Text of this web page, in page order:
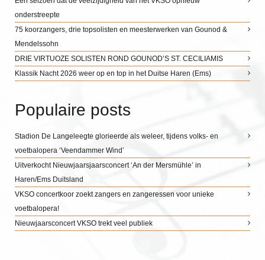
onderstreepte
75 koorzangers, drie topsolisten en meesterwerken van Gounod &
Mendelssohn
DRIE VIRTUOZE SOLISTEN ROND GOUNOD’S ST. CECILIAMIS
Klassik Nacht 2026 weer op en top in het Duitse Haren (Ems)
Populaire posts
Stadion De Langeleegte glorieerde als weleer, tijdens volks- en
voetbalopera ‘Veendammer Wind’
Uitverkocht Nieuwjaarsjaarsconcert ‘An der Mersmühle’ in
Haren/Ems Duitsland
VKSO concertkoor zoekt zangers en zangeressen voor unieke
voetbalopera!
Nieuwjaarsconcert VKSO trekt veel publiek